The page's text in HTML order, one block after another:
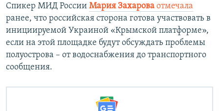
Спикер МИД России Мария Захарова отмечала
ранее, что российская сторона готова участвовать в
инициируемой Украиной «Крымской платформе»,
если на этой площадке будут обсуждать проблемы
полуострова – от водоснабжения до транспортного
сообщения.